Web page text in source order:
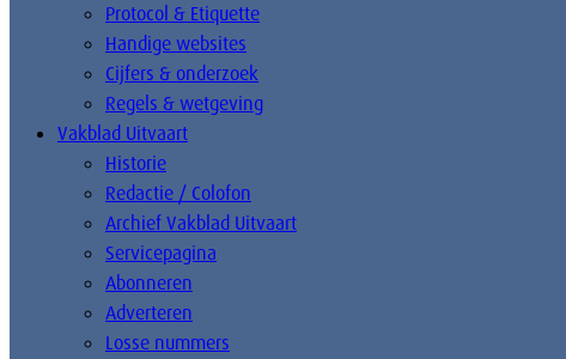
Protocol & Etiquette
Handige websites
Cijfers & onderzoek
Regels & wetgeving
Vakblad Uitvaart
Historie
Redactie / Colofon
Archief Vakblad Uitvaart
Servicepagina
Abonneren
Adverteren
Losse nummers